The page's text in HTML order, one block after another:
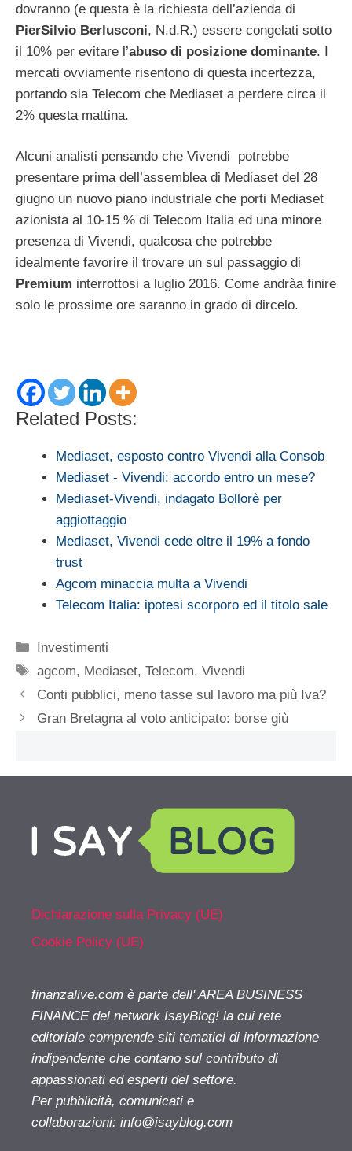
dovranno (e questa è la richiesta dell’azienda di
PierSilvio Berlusconi, N.d.R.) essere congelati sotto
il 10% per evitare l’abuso di posizione dominante. I
mercati ovviamente risentono di questa incertezza,
portando sia Telecom che Mediaset a perdere circa il
2% questa mattina.
Alcuni analisti pensando che Vivendi potrebbe
presentare prima dell’assemblea di Mediaset del 28
giugno un nuovo piano industriale che porti Mediaset
azionista al 10-15 % di Telecom Italia ed una minore
presenza di Vivendi, qualcosa che potrebbe
idealmente favorire il trovare un sul passaggio di
Premium interrottosi a luglio 2016. Come andràa finire
solo le prossime ore saranno in grado di dircelo.
Related Posts:
Mediaset, esposto contro Vivendi alla Consob
Mediaset - Vivendi: accordo entro un mese?
Mediaset-Vivendi, indagato Bollorè per
aggiottaggio
Mediaset, Vivendi cede oltre il 19% a fondo
trust
Agcom minaccia multa a Vivendi
Telecom Italia: ipotesi scorporo ed il titolo sale
Categorie
Investimenti
Tag
agcom, Mediaset,Telecom,Vivendi
Conti pubblici, meno tasse sul lavoro ma più Iva?
Gran Bretagna al voto anticipato: borse giù
Dichiarazione sulla Privacy (UE)
Cookie Policy (UE)
finanzalive.com è parte dell' AREA BUSINESS
FINANCE del network IsayBlog! la cui rete
editoriale comprende siti tematici di informazione
indipendente che contano sul contributo di
appassionati ed esperti del settore.
Per pubblicità, comunicati e
collaborazioni: info@isayblog.com